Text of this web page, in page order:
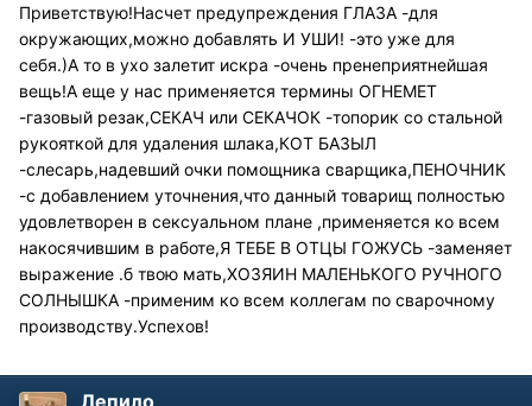
Приветствую!Насчет предупреждения ГЛАЗА -для
окружающих,можно добавлять И УШИ! -это уже для
себя.)А то в ухо залетит искра -очень пренеприятнейшая
вещь!А еще у нас применяется термины ОГНЕМЕТ
-газовый резак,СЕКАЧ или СЕКАЧОК -топорик со стальной
рукояткой для удаления шлака,КОТ БАЗЫЛ
-слесарь,надевший очки помощника сварщика,ПЕНОЧНИК
-с добавлением уточнения,что данный товарищ полностью
удовлетворен в сексуальном плане ,применяется ко всем
накосячившим в работе,Я ТЕБЕ В ОТЦЫ ГОЖУСЬ -заменяет
выражение .б твою мать,ХОЗЯИН МАЛЕНЬКОГО РУЧНОГО
СОЛНЫШКА -применим ко всем коллегам по сварочному
производству.Успехов!
Лепило